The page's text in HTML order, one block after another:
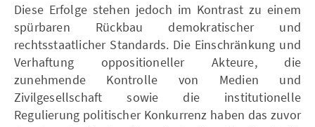
Diese Erfolge stehen jedoch im Kontrast zu einem
spürbaren Rückbau demokratischer und
rechtsstaatlicher Standards. Die Einschränkung und
Verhaftung oppositioneller Akteure, die
zunehmende Kontrolle von Medien und
Zivilgesellschaft sowie die institutionelle
Regulierung politischer Konkurrenz haben das zuvor